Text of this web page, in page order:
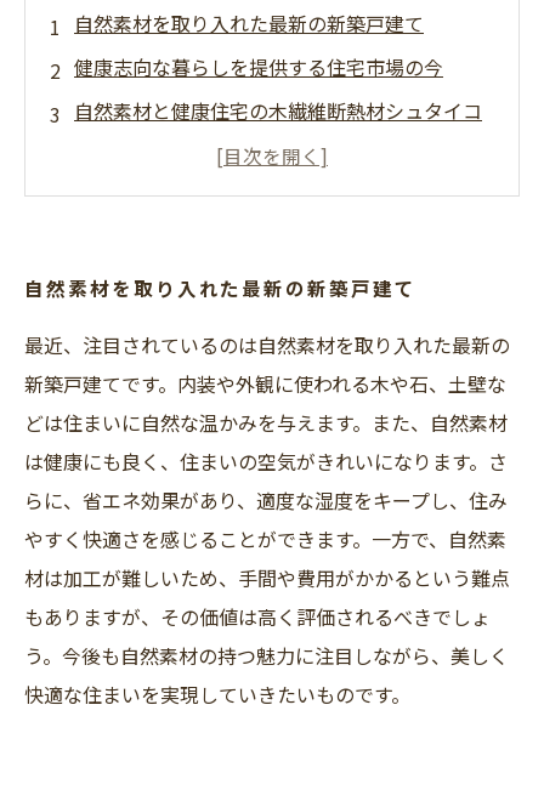
自然素材を取り入れた最新の新築戸建て
健康志向な暮らしを提供する住宅市場の今
自然素材と健康住宅の木繊維断熱材シュタイコ
自然素材にこだわった新築一戸建ての人気の秘
訣
国土交通省より2024年子育てエコホーム支援事
予算案が開始されました。
自然素材を取り入れた最新の新築戸建て
最近、注目されているのは自然素材を取り入れた最新の
新築戸建てです。内装や外観に使われる木や石、土壁な
どは住まいに自然な温かみを与えます。また、自然素材
は健康にも良く、住まいの空気がきれいになります。さ
らに、省エネ効果があり、適度な湿度をキープし、住み
やすく快適さを感じることができます。一方で、自然素
材は加工が難しいため、手間や費用がかかるという難点
もありますが、その価値は高く評価されるべきでしょ
う。今後も自然素材の持つ魅力に注目しながら、美しく
快適な住まいを実現していきたいものです。